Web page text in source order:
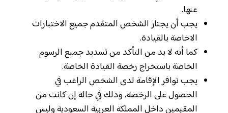
عنها.
يجب أن يجتاز الشخص المتقدم جميع الاختبارات
الاخاصة بالقيادة.
كما أنه لا بد من التأكد من تسديد جميع الرسوم
الخاصة باستخراج رخصة القيادة الخاصة.
يجب توافر الإقامة لدى الشخص الراغب في
الحصول على الرخصة، وذلك في حالة إن كانت من
المقيمين داخل المملكة العربية السعودية وليس